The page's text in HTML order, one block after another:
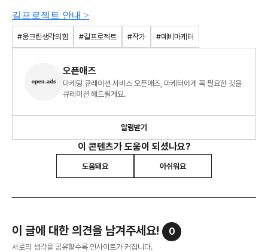
길프로젝트 안내 >
#웅크린생각의힘 #길프로젝트 #작가 #예비마케터
오픈애즈
마케팅 큐레이션 서비스 오픈애즈, 마케터에게 꼭 필요한 것을
큐레이션 해드릴게요.
알림받기
이 콘텐츠가 도움이 되셨나요?
도움돼요 아쉬워요
이 글에 대한 의견을 남겨주세요! 0
서로의 생각을 공유할수록 인사이트가 커집니다.